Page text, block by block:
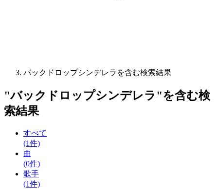
バックドロップシンデレラを含む検索結果
"バックドロップシンデレラ "を含む検
索結果
すべて
(1件)
曲
(0件)
歌手
(1件)